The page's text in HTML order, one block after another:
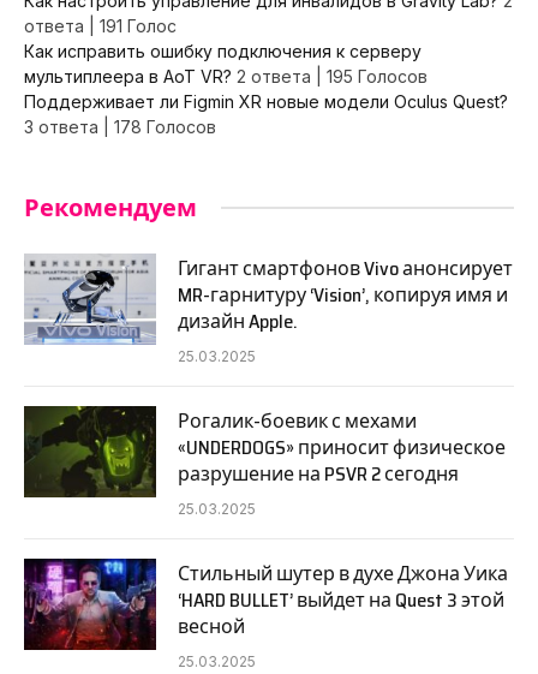
ответа
191 Голос
Как исправить ошибку подключения к серверу
мультиплеера в AoT VR? 2 ответа
195 Голосов
Поддерживает ли Figmin XR новые модели Oculus Quest?
3 ответа
178 Голосов
Рекомендуем
Гигант смартфонов Vivo анонсирует
MR-гарнитуру ‘Vision’, копируя имя и
дизайн Apple.
25.03.2025
Рогалик-боевик с мехами
«UNDERDOGS» приносит физическое
разрушение на PSVR 2 сегодня
25.03.2025
Стильный шутер в духе Джона Уика
‘HARD BULLET’ выйдет на Quest 3 этой
весной
25.03.2025